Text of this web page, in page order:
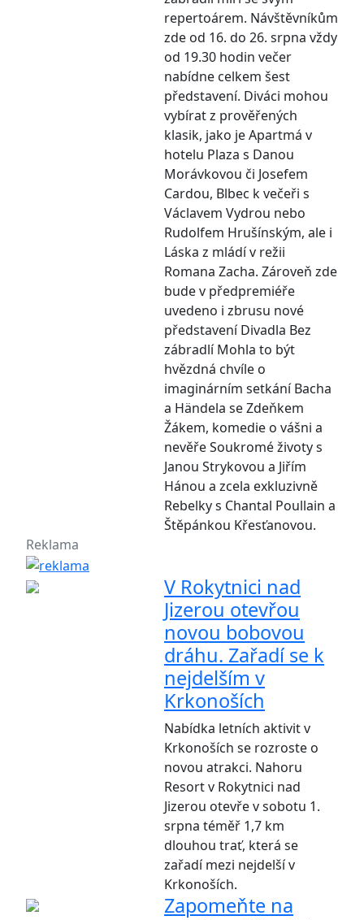
repertoárem. Návštěvníkům
zde od 16. do 26. srpna vždy
od 19.30 hodin večer
nabídne celkem šest
představení. Diváci mohou
vybírat z prověřených
klasik, jako je Apartmá v
hotelu Plaza s Danou
Morávkovou či Josefem
Cardou, Blbec k večeři s
Václavem Vydrou nebo
Rudolfem Hrušínským, ale i
Láska z mládí v režii
Romana Zacha. Zároveň zde
bude v předpremiéře
uvedeno i zbrusu nové
představení Divadla Bez
zábradlí Mohla to být
hvězdná chvíle o
imaginárním setkání Bacha
a Händela se Zdeňkem
Žákem, komedie o vášni a
nevěře Soukromé životy s
Janou Strykovou a Jiřím
Hánou a zcela exkluzivně
Rebelky s Chantal Poullain a
Štěpánkou Křesťanovou.
Reklama
V Rokytnici nad
Jizerou otevřou
novou bobovou
dráhu. Zařadí se k
nejdelším v
Krkonoších
Nabídka letních aktivit v
Krkonoších se rozroste o
novou atrakci. Nahoru
Resort v Rokytnici nad
Jizerou otevře v sobotu 1.
srpna téměř 1,7 km
dlouhou trať, která se
zařadí mezi nejdelší v
Krkonoších.
Zapomeňte na